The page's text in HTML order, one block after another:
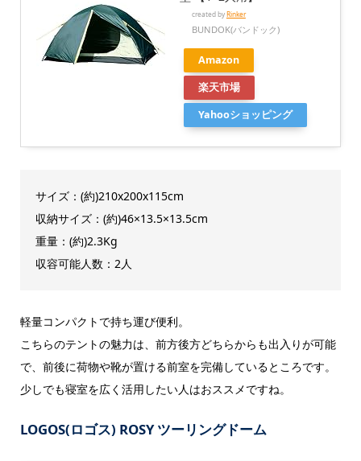
created by Rinker
BUNDOK(バンドック)
Amazon
楽天市場
Yahooショッピング
サイズ：(約)210x200x115cm
収納サイズ：(約)46×13.5×13.5cm
重量：(約)2.3Kg
収容可能人数：2人
軽量コンパクトで持ち運び便利。
こちらのテントの魅力は、前方後方どちらからも出入りが可能
で、前後に荷物や靴が置ける前室を完備しているところです。
少しでも寝室を広く活用したい人はおススメですね。
LOGOS(ロゴス) ROSY ツーリングドーム